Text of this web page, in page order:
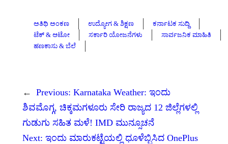
ಅತಿಥಿ ಅಂಕಣ ಉದ್ಯೋಗ & ಶಿಕ್ಷಣ
ಕರ್ನಾಟಕ ಸುದ್ದಿ
ಟೆಕ್ & ಆಟೋ
ಸರ್ಕಾರಿ ಯೋಜನೆಗಳು
ಸಾರ್ವಜನಿಕ ಮಾಹಿತಿ
ಹಣಕಾಸು & ಬೆಲೆ
← Previous: Karnataka Weather: ಇಂದು
ಶಿವಮೊಗ್ಗ, ಚಿಕ್ಕಮಗಳೂರು ಸೇರಿ ರಾಜ್ಯದ 12 ಜಿಲ್ಲೆಗಳಲ್ಲಿ
ಗುಡುಗು ಸಹಿತ ಮಳೆ! IMD ಮುನ್ಸೂಚನೆ
Next: ಇಂದು ಮಾರುಕಟ್ಟೆಯಲ್ಲಿ ಧೂಳೆಬ್ಬಿಸಿದ OnePlus